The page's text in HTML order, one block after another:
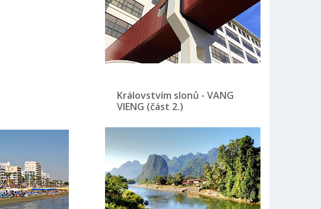
Královstvím slonů - VANG
VIENG (část 2.)